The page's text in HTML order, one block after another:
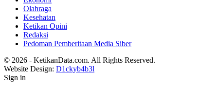
Olahraga
Kesehatan
Ketikan Opini
Redaksi
Pedoman Pemberitaan Media Siber
© 2026 - KetikanData.com. All Rights Reserved.
Website Design: D1ckyb4b3l
Sign in